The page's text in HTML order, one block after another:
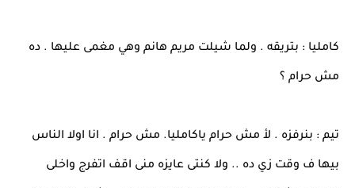
كامليا : بتريقه . ولما شيلت مريم هانم وهي مغمى عليها . ده
مش حرام ؟
تيم : بنرفزه . لأ مش حرام ياكامليا. مش حرام . انا اولا الناس
بيها ف وقت زي ده .. ولا كنتى عايزه منى اقف اتفرج واخلى